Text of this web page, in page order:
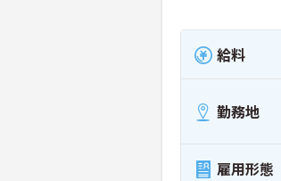
給料
勤務地
雇用形態